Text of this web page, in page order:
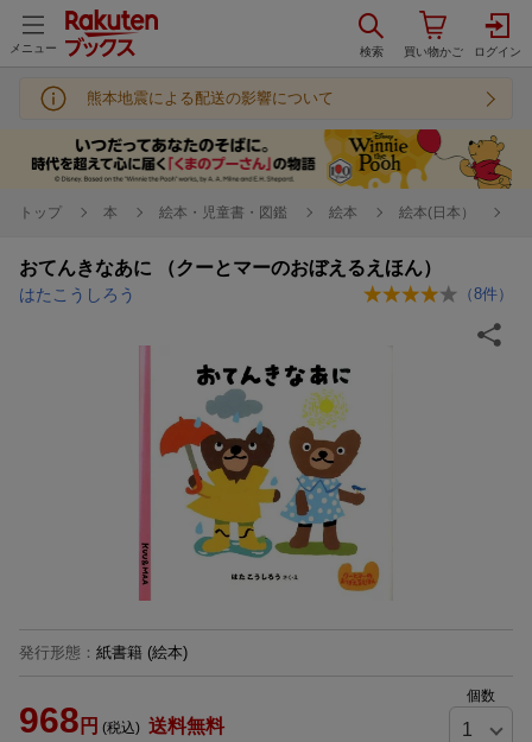
メニュー
熊本地震による配送の影響について
トップ 本 絵本・児童書・図鑑 絵本 絵本(日本）
おてんきなあに （クーとマーのおぼえるえほん）
はたこうしろう （8件）
発行形態 ： 紙書籍 (絵本)
968 円 (税込) 送料無料
個数